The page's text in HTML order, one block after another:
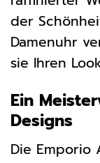
der
Damenuhr
sie Ihren
Ein
Designs
Die Emporio